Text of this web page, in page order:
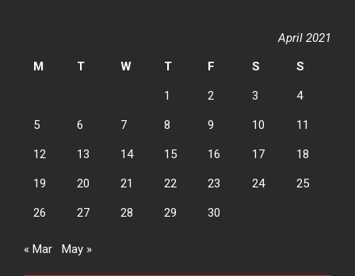
April 2021
M
T W T F S S
1 2 3 4
5 6 7 8 9 10 11
12 13 14 15 16 17 18
19 20 21 22 23 24 25
26 27 28 29 30
« Mar May »